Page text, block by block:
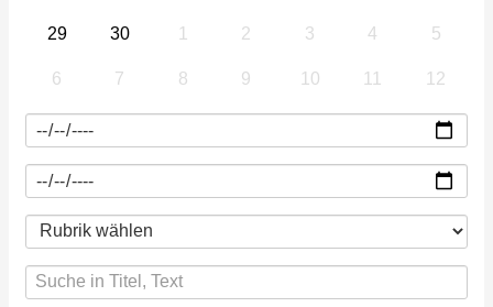
29 30 1 2 3 4 5
6 7 8 9 10 11 12